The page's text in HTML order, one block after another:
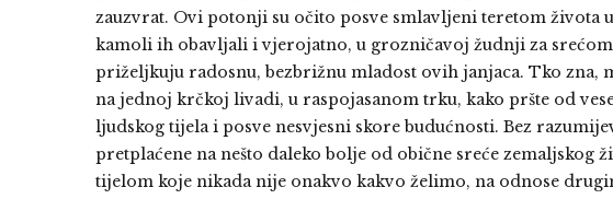
zauzvrat. Ovi potonji su očito posve smlavljeni teretom života
kamoli ih obavljali i vjerojatno, u grozničavoj žudnji za
priželjkuju radosnu, bezbrižnu mladost ovih janjaca. Tko zna,
na jednoj krčkoj livadi, u raspojasanom trku, kako pršte od
ljudskog tijela i posve nesvjesni skore budućnosti. Bez
pretplaćene na nešto daleko bolje od obične sreće zemaljskog
tijelom koje nikada nije onakvo kakvo želimo, na odnose